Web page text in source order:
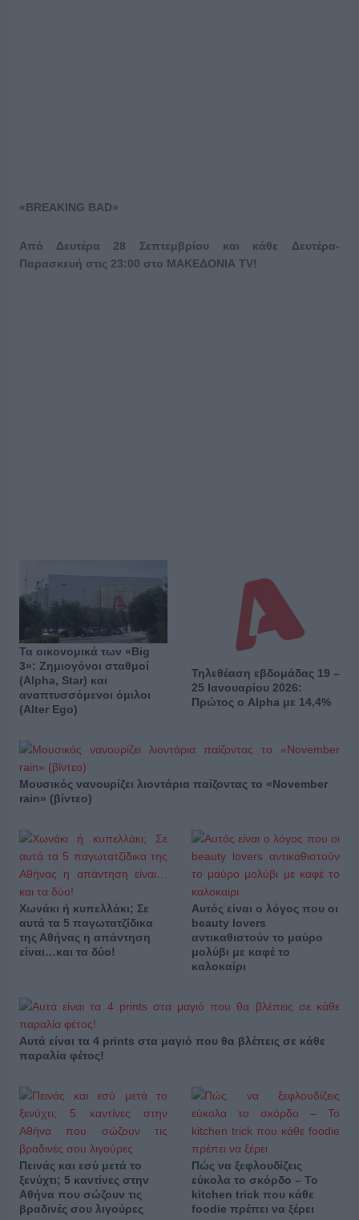
«BREAKING BAD»
Από Δευτέρα 28 Σεπτεμβρίου και κάθε Δευτέρα-
Παρασκευή στις 23:00 στο ΜΑΚΕΔΟΝΙΑ TV!
Τα οικονομικά των «Big
3»: Ζημιογόνοι σταθμοί
(Alpha, Star) και
αναπτυσσόμενοι όμιλοι
(Alter Ego)
Τηλεθέαση εβδομάδας 19 –
25 Ιανουαρίου 2026:
Πρώτος ο Alpha με 14,4%
Μουσικός νανουρίζει λιοντάρια παίζοντας το «November
rain» (βίντεο)
Χωνάκι ή κυπελλάκι; Σε
αυτά τα 5 παγωτατζίδικα
της Αθήνας η απάντηση
είναι…και τα δύο!
Αυτός είναι ο λόγος που οι
beauty lovers
αντικαθιστούν το μαύρο
μολύβι με καφέ το
καλοκαίρι
Αυτά είναι τα 4 prints στα μαγιό που θα βλέπεις σε κάθε
παραλία φέτος!
Πεινάς και εσύ μετά το
ξενύχτι; 5 καντίνες στην
Αθήνα που σώζουν τις
βραδινές σου λιγούρες
Πώς να ξεφλουδίζεις
εύκολα το σκόρδο – Το
kitchen trick που κάθε
foodie πρέπει να ξέρει